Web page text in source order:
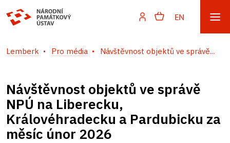
EN
Lemberk Pro média Návštěvnost objektů ve správě...
Návštěvnost objektů ve správě
NPÚ na Liberecku,
Královéhradecku a Pardubicku za
měsíc únor 2026